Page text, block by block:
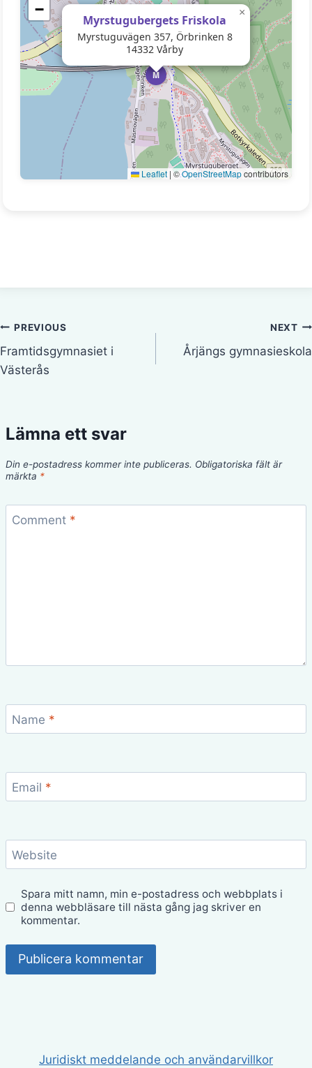
M
Myrstugubergets Friskola
Myrstuguvägen 357, Örbrinken 8
14332 Vårby
×
−
Leaflet |©OpenStreetMapcontributors
Inläggsnavigering
PREVIOUS
Framtidsgymnasiet i
Västerås
NEXT
Årjängs gymnasieskola
Lämna ett svar
Din e-postadress kommer inte publiceras. Obligatoriska fält är
märkta *
Comment *
Name *
Email *
Website
Spara mitt namn, min e-postadress och webbplats i
denna webbläsare till nästa gång jag skriver en
kommentar.
Juridiskt meddelande och användarvillkor